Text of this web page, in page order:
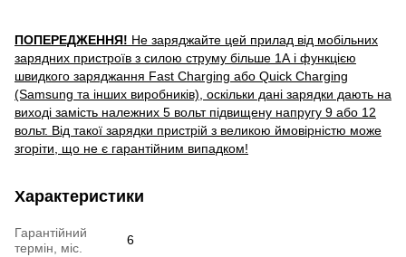
ПОПЕРЕДЖЕННЯ! Не заряджайте цей прилад від мобільних
зарядних пристроїв з силою струму більше 1А і функцією
швидкого заряджання Fast Charging або Quick Charging
(Samsung та інших виробників), оскільки дані зарядки дають на
виході замість належних 5 вольт підвищену напругу 9 або 12
вольт. Від такої зарядки пристрій з великою ймовірністю може
згоріти, що не є гарантійним випадком!
Характеристики
Гарантійний
термін, міс.
6